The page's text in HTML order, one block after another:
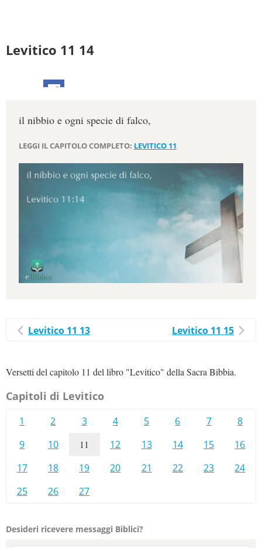
Levitico 11 14
il nibbio e ogni specie di falco,
LEGGI IL CAPITOLO COMPLETO: LEVITICO 11
Levitico 11 13 Levitico 11 15
Versetti del capitolo 11 del libro "Levitico" della Sacra Bibbia.
Capitoli di Levitico
1 2 3 4 5 6 7
8
9
10 11 12 13 14 15
16
17
18 19 20 21 22 23
24
25
26 27
Desideri ricevere messaggi Biblici?